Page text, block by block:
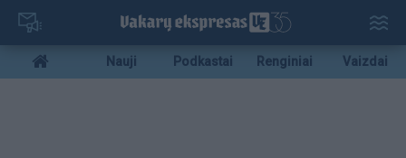
Pereiti
pagrindinį
turinį
Mobile
menu
Nauji Podkastai Renginiai Vaizdai